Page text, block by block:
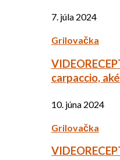
7. júla 2024
Grilovačka
carpaccio,
10. júna 2024
Grilovačka